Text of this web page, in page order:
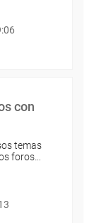
con
temas
foros…